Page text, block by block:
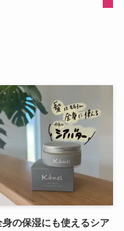
身の保湿にも使えるシア